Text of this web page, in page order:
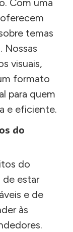
temas
Nossas
visuais,
formato
para quem
e eficiente.
do
do
de estar
e de
às